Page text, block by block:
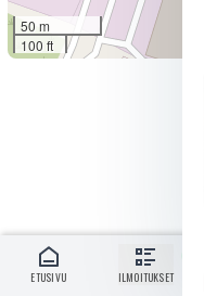
ETUSIVU ILMOITUKSET
50 m
100 ft